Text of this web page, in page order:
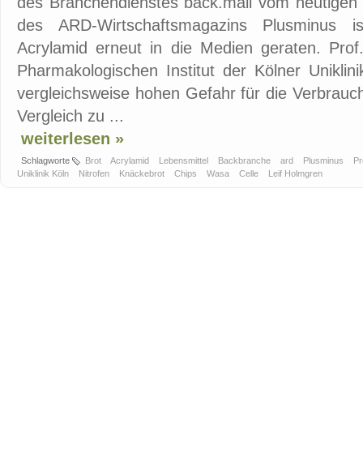
des ARD-Wirtschaftsmagazins
Acrylamid erneut in die Medien geraten.
Pharmakologischen Institut der Kölner
vergleichsweise hohen Gefahr für die
Vergleich zu ...
weiterlesen »
Schlagworte Brot Acrylamid Lebensmittel Backbranche ard Plusminus
Uniklinik Köln
Nitrofen Knäckebrot Chips Wasa Celle Leif Holmgren